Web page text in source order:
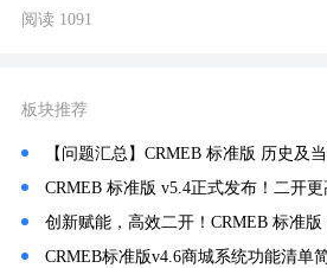
阅读 1091
板块推荐
【问题汇总】CRMEB 标准版 历史及当前版本bug、
CRMEB 标准版 v5.4正式发布！二开更高
创新赋能，高效二开！CRMEB 标准版
CRMEB标准版v4.6商城系统功能清单